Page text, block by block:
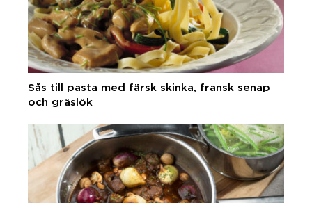
Sås till pasta med färsk skinka, fransk senap
och gräslök